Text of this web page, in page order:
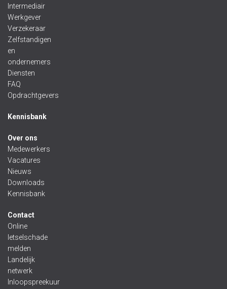
Intermediair
Werkgever
Verzekeraar
Zelfstandigen
en
ondernemers
Diensten
FAQ
Opdrachtgevers
Kennisbank
Over ons
Medewerkers
Vacatures
Nieuws
Downloads
Kennisbank
Contact
Online
letselschade
melden
Landelijk
netwerk
Inloopspreekuur